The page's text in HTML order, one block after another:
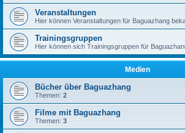
Veranstaltungen
Hier können Veranstaltungen für Baguazhang
Trainingsgruppen
Hier können sich Trainingsgruppen für
Medien
Bücher über Baguazhang
Themen: 2
Filme mit Baguazhang
Themen: 3